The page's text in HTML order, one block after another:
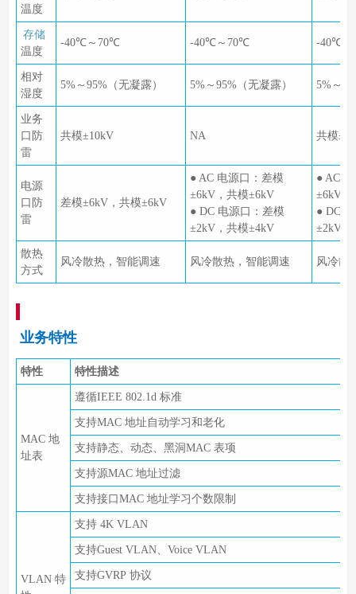
温度
存储
温度
-40℃～70℃ -40℃～70℃ -40℃
相对
湿度
5%～95%（无凝露） 5%～95%（无凝露） 5%～
业务
口防
雷
共模±10kV NA 共模
电源
口防
雷
差模±6kV，共模±6kV
● AC 电源口：差模
±6kV，共模±6kV
● DC 电源口：差模
±2kV，共模±4kV
● AC
±6kV，
● DC
±2kV，
散热
方式
风冷散热，智能调速 风冷散热，智能调速 风冷散
业务特性
特性 特性描述
MAC 地
址表
遵循IEEE 802.1d 标准
支持MAC 地址自动学习和老化
支持静态、动态、黑洞MAC 表项
支持源MAC 地址过滤
支持接口MAC 地址学习个数限制
VLAN 特
支持 4K VLAN
支持Guest VLAN、Voice VLAN
支持GVRP 协议